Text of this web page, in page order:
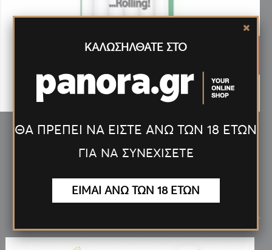
ΦΙΛΤΡΑ FILTRAKI SLIM 6.12mm 54+6 ΤΕΜ ΔΩΡΟ
ΝέαΠροϊόντα >
ΚΑΛΩΣΗΛΘΑΤΕ ΣΤΟ
ΘΑ ΠΡΕΠΕΙ ΝΑ ΕΙΣΤΕ ΑΝΩ ΤΩΝ 18 ΕΤΩΝ
ΓΙΑ ΝΑ ΣΥΝΕΧΙΣΕΤΕ
ΕΙΜΑΙ ΑΝΩ ΤΩΝ 18 ΕΤΩΝ